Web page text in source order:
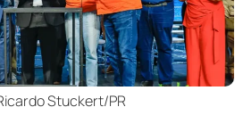
Stuckert/PR